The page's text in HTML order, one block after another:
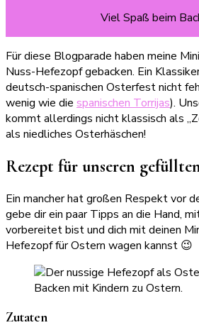
Viel Spaß beim
Für diese Blogparade haben meine
Nuss-Hefezopf gebacken. Ein
deutsch-spanischen Osterfest nicht
wenig wie die spanischen Torrijas).
kommt allerdings nicht klassisch als
als niedliches Osterhäschen!
Rezept für unseren
Ein mancher hat großen Respekt vor
gebe dir ein paar Tipps an die Hand,
vorbereitet bist und dich mit deinen
Hefezopf für Ostern wagen kannst 😉
Zutaten